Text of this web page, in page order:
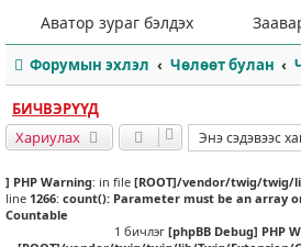
Аватор зураг бэлдэх
Форумын эхлэл Чөлөөт булан
БИЧВЭРҮҮД
Хариулах
] PHP Warning: in file [ROOT]/vendor/twig/twig/
line 1266: count(): Parameter must be an array
Countable
1 бичлэг [phpBB Debug] PHP